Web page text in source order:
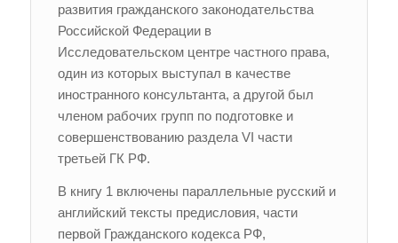
развития гражданского законодательства
Российской Федерации в
Исследовательском центре частного права,
один из которых выступал в качестве
иностранного консультанта, а другой был
членом рабочих групп по подготовке и
совершенствованию раздела VI части
третьей ГК РФ.
В книгу 1 включены параллельные русский и
английский тексты предисловия, части
первой Гражданского кодекса РФ,